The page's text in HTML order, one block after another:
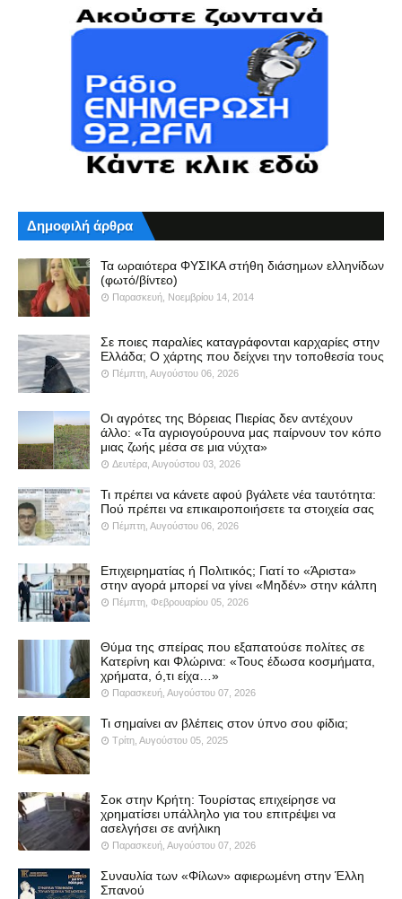
Δημοφιλή άρθρα
Τα ωραιότερα ΦΥΣΙΚΑ στήθη διάσημων ελληνίδων
(φωτό/βίντεο)
Παρασκευή, Νοεμβρίου 14, 2014
Σε ποιες παραλίες καταγράφονται καρχαρίες στην
Ελλάδα; Ο χάρτης που δείχνει την τοποθεσία τους
Πέμπτη, Αυγούστου 06, 2026
Οι αγρότες της Βόρειας Πιερίας δεν αντέχουν
άλλο: «Τα αγριογούρουνα μας παίρνουν τον κόπο
μιας ζωής μέσα σε μια νύχτα»
Δευτέρα, Αυγούστου 03, 2026
Τι πρέπει να κάνετε αφού βγάλετε νέα ταυτότητα:
Πού πρέπει να επικαιροποιήσετε τα στοιχεία σας
Πέμπτη, Αυγούστου 06, 2026
Επιχειρηματίας ή Πολιτικός; Γιατί το «Άριστα»
στην αγορά μπορεί να γίνει «Μηδέν» στην κάλπη
Πέμπτη, Φεβρουαρίου 05, 2026
Θύμα της σπείρας που εξαπατούσε πολίτες σε
Κατερίνη και Φλώρινα: «Τους έδωσα κοσμήματα,
χρήματα, ό,τι είχα…»
Παρασκευή, Αυγούστου 07, 2026
Τι σημαίνει αν βλέπεις στον ύπνο σου φίδια;
Τρίτη, Αυγούστου 05, 2025
Σοκ στην Κρήτη: Τουρίστας επιχείρησε να
χρηματίσει υπάλληλο για του επιτρέψει να
ασελγήσει σε ανήλικη
Παρασκευή, Αυγούστου 07, 2026
Συναυλία των «Φίλων» αφιερωμένη στην Έλλη
Σπανού